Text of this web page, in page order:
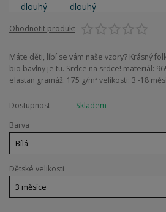
Ohodnotit produkt
Máte děti, líbí se vám naše vzory? Krásný
bio bavlny je tu. Srdce na srdce! materiál:
elastan gramáž: 175 g/m² velikosti: 3 -18
Dostupnost
Skladem
Barva
Dětské velikosti